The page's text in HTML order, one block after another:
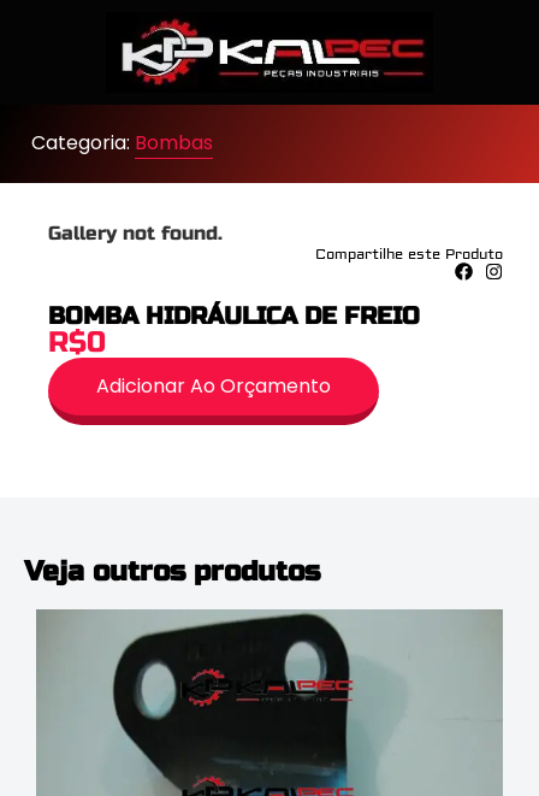
Categoria: Bombas
Gallery not found.
Compartilhe este Produto
BOMBA HIDRÁULICA DE FREIO
R$0
Adicionar Ao Orçamento
Veja outros produtos